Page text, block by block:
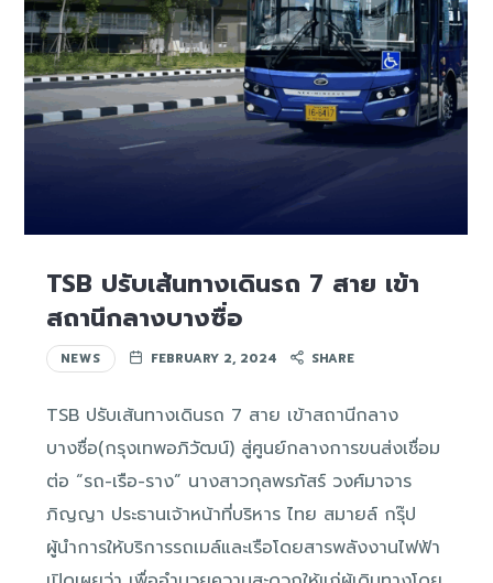
TSB ปรับเส้นทางเดินรถ 7 สาย เข้า
สถานีกลางบางซื่อ
NEWS FEBRUARY 2, 2024 SHARE
TSB ปรับเส้นทางเดินรถ 7 สาย เข้าสถานีกลาง
บางซื่อ(กรุงเทพอภิวัฒน์) สู่ศูนย์กลางการขนส่งเชื่อม
ต่อ “รถ-เรือ-ราง” นางสาวกุลพรภัสร์ วงศ์มาจาร
ภิญญา ประธานเจ้าหน้าที่บริหาร ไทย สมายล์ กรุ๊ป
ผู้นำการให้บริการรถเมล์และเรือโดยสารพลังงานไฟฟ้า